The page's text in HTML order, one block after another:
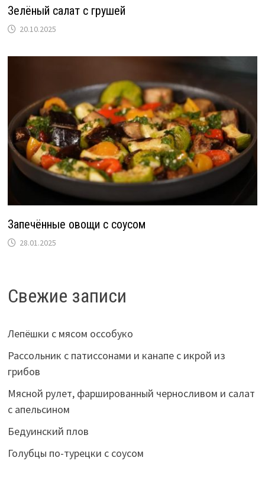
Зелёный салат с грушей
20.10.2025
Запечённые овощи с соусом
28.01.2025
Свежие записи
Лепёшки с мясом оссобуко
Рассольник с патиссонами и канапе с икрой из
грибов
Мясной рулет, фаршированный черносливом и салат
с апельсином
Бедуинский плов
Голубцы по-турецки с соусом